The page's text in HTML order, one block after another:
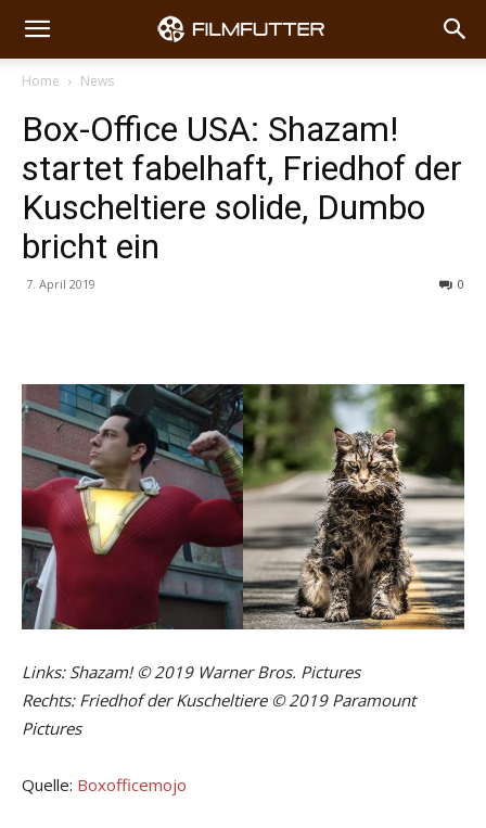
Home News
Box-Office USA: Shazam!
startet fabelhaft, Friedhof der
Kuscheltiere solide, Dumbo
bricht ein
7. April 2019 0
Links: Shazam! © 2019 Warner Bros. Pictures
Rechts: Friedhof der Kuscheltiere © 2019 Paramount
Pictures
Quelle: Boxofficemojo